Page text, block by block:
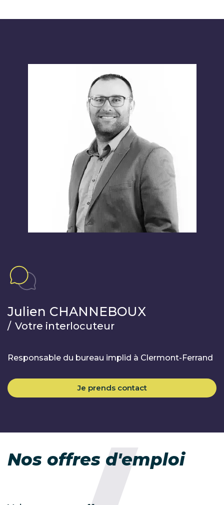
Julien CHANNEBOUX
/ Votre interlocuteur
Responsable du bureau implid à Clermont-Ferrand
Je prends contact
Nos offres d'emploi